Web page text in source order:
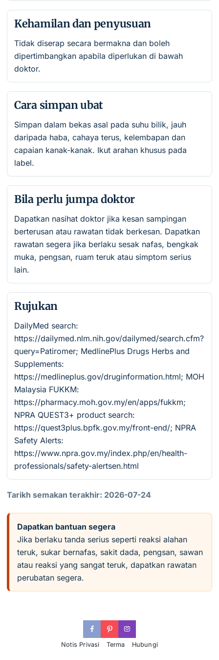
Kehamilan dan penyusuan
Tidak diserap secara bermakna dan boleh
dipertimbangkan apabila diperlukan di bawah
doktor.
Cara simpan ubat
Simpan dalam bekas asal pada suhu bilik, jauh
daripada haba, cahaya terus, kelembapan dan
capaian kanak-kanak. Ikut arahan khusus pada
label.
Bila perlu jumpa doktor
Dapatkan nasihat doktor jika kesan sampingan
berterusan atau rawatan tidak berkesan. Dapatkan
rawatan segera jika berlaku sesak nafas, bengkak
muka, pengsan, ruam teruk atau simptom serius
lain.
Rujukan
DailyMed search:
https://dailymed.nlm.nih.gov/dailymed/search.cfm?
query=Patiromer; MedlinePlus Drugs Herbs and
Supplements:
https://medlineplus.gov/druginformation.html; MOH
Malaysia FUKKM:
https://pharmacy.moh.gov.my/en/apps/fukkm;
NPRA QUEST3+ product search:
https://quest3plus.bpfk.gov.my/front-end/; NPRA
Safety Alerts:
https://www.npra.gov.my/index.php/en/health-
professionals/safety-alertsen.html
Tarikh semakan terakhir: 2026-07-24
Dapatkan bantuan segera
Jika berlaku tanda serius seperti reaksi alahan
teruk, sukar bernafas, sakit dada, pengsan, sawan
atau reaksi yang sangat teruk, dapatkan rawatan
perubatan segera.
Notis Privasi Terma Hubungi